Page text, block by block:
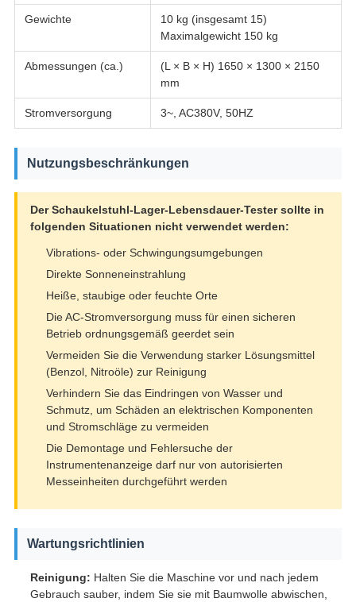
Gewichte
10 kg (insgesamt 15)
Maximalgewicht 150 kg
Abmessungen (ca.)
(L × B × H) 1650 × 1300 × 2150
mm
Stromversorgung 3~, AC380V, 50HZ
Nutzungsbeschränkungen
Der Schaukelstuhl-Lager-Lebensdauer-Tester sollte in
folgenden Situationen nicht verwendet werden:
Vibrations- oder Schwingungsumgebungen
Direkte Sonneneinstrahlung
Heiße, staubige oder feuchte Orte
Die AC-Stromversorgung muss für einen sicheren
Betrieb ordnungsgemäß geerdet sein
Vermeiden Sie die Verwendung starker Lösungsmittel
(Benzol, Nitroöle) zur Reinigung
Verhindern Sie das Eindringen von Wasser und
Schmutz, um Schäden an elektrischen Komponenten
und Stromschläge zu vermeiden
Die Demontage und Fehlersuche der
Instrumentenanzeige darf nur von autorisierten
Messeinheiten durchgeführt werden
Wartungsrichtlinien
Reinigung: Halten Sie die Maschine vor und nach jedem
Gebrauch sauber, indem Sie sie mit Baumwolle abwischen,